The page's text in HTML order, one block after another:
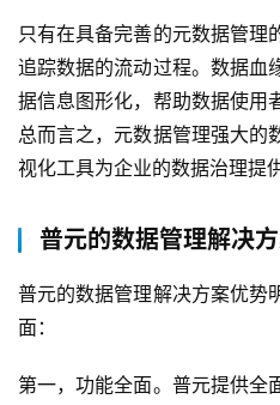
支
持
了
解
联
系
我
只有在具备完善的元数据管理
追踪数据的流动过程。数据血
据信息图形化，帮助数据使用
总而言之，元数据管理强大的
视化工具为企业的数据治理提
普元的数据管理解决
普元的数据管理解决方案优势
面：
第一，功能全面。普元提供全